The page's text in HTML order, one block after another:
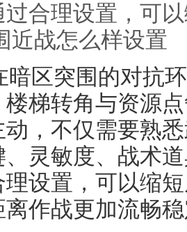
合理设置，可
近战怎么样设置
暗区突围的对抗
梯转角与资源
，不仅需要熟
、灵敏度、战术
设置，可以缩
作战更加流畅